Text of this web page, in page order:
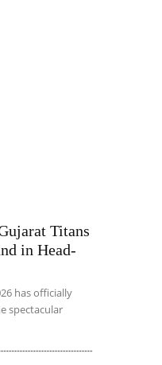
Titans
in Head-
has officially
spectacular